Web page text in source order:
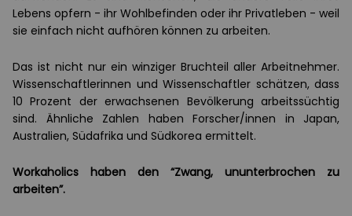
Lebens opfern - ihr Wohlbefinden oder ihr Privatleben - weil
sie einfach nicht aufhören können zu arbeiten.
Das ist nicht nur ein winziger Bruchteil aller Arbeitnehmer.
Wissenschaftlerinnen und Wissenschaftler schätzen, dass
10 Prozent der erwachsenen Bevölkerung arbeitssüchtig
sind. Ähnliche Zahlen haben Forscher/innen in Japan,
Australien, Südafrika und Südkorea ermittelt.
Workaholics haben den “Zwang, ununterbrochen zu
arbeiten”.